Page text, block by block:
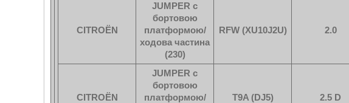
CITROËN
JUMPER c
бортовою
платформою/
ходова частина
(230)
RFW (XU10J2U) 2.0
CITROËN
JUMPER c
бортовою
платформою/
T9A (DJ5) 2.5 D